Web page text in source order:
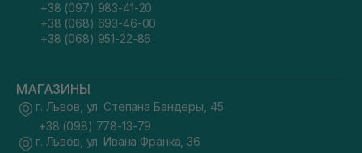
+38 (097) 983-41-20
+38 (068) 693-46-00
+38 (068) 951-22-86
МАГАЗИНЫ
г. Львов, ул. Степана Бандеры, 45
+38 (098) 778-13-79
г. Львов, ул. Ивана Франка, 36